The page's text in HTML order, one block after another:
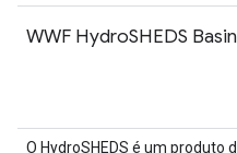
WWF HydroSHEDS
O HydroSHEDS é um